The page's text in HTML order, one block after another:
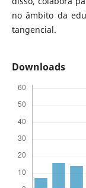
no âmbito da
tangencial.
Downloads